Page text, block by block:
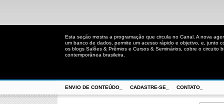
Esta seção mostra a programação que circula no Canal. A nova
um banco de dados, permite um acesso rápido e objetivo, e, junto
os blogs Salões & Prêmios e Cursos & Seminários, cobre o circuito
contemporânea brasileira.
ENVIO DE CONTEÚDO_ CADASTRE-SE_ CONTATO_